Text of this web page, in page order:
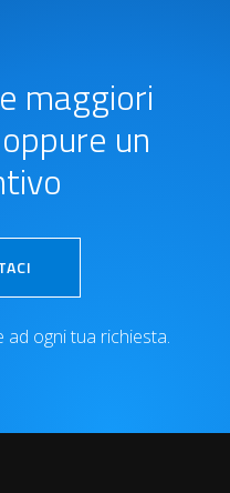
maggiori
un
ad ogni tua richiesta.